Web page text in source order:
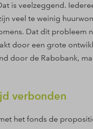
is veelzeggend.
veel te weinig
Dat dit probleem
door een grote
door de Rabobank,
verbonden
het fonds de